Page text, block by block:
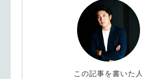
この記事を書いた人